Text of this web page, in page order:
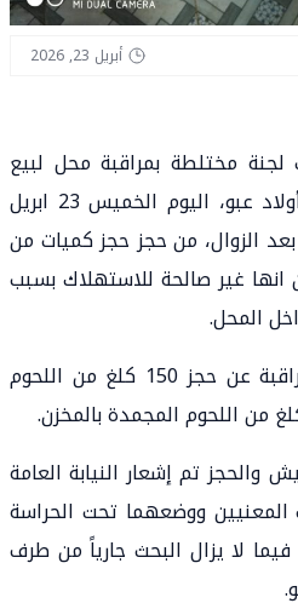
أبريل 23, 2026
مختلطة بمراقبة محل لبيع
لحوم الديك الرومي بسوق أولاد عبو، اليوم الخميس 23 ابريل
بعد الزوال، من حجز حجز كميات من
انها غير صالحة للاستهلاك بسبب
المحل.
هدا وقد أسفرت عملية المراقبة عن حجز 150 كلغ من اللحوم
والحجز تم إشعار النيابة العامة
ووضعهما تحت الحراسة
لا يزال البحث جارياً من طرف